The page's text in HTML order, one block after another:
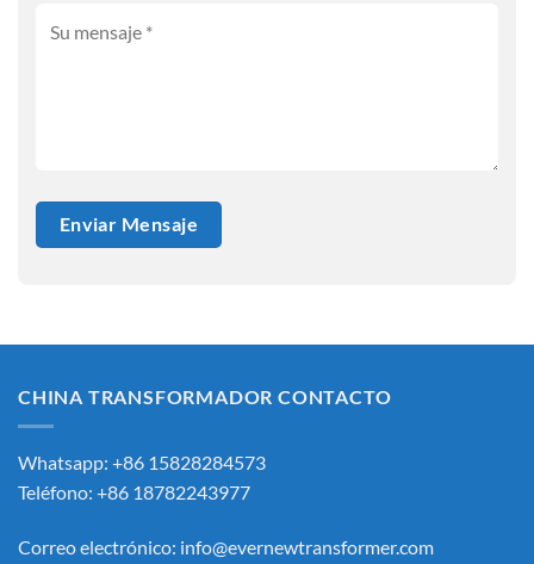
CHINA TRANSFORMADOR CONTACTO
Whatsapp: +86 15828284573
Teléfono: +86 18782243977
Correo electrónico: info@evernewtransformer.com